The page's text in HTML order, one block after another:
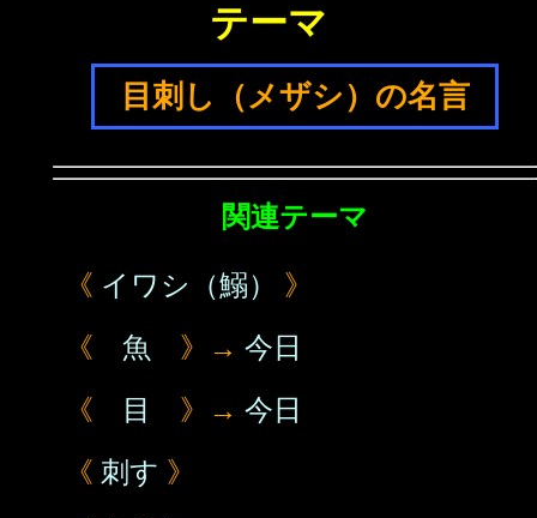
テーマ
目刺し（メザシ）の名言
関連テーマ
《 イワシ（鰯）
》
《 魚 》→ 今日
《 目 》→ 今日
《 刺す 》